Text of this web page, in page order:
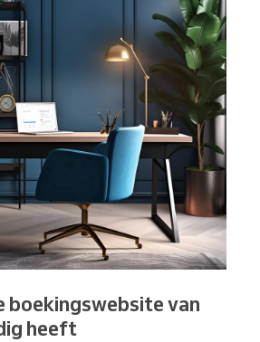
boekingswebsite van
heeft